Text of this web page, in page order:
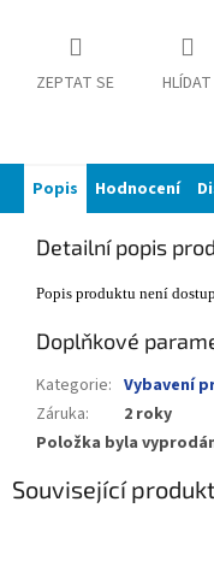
ZEPTAT SE HLÍDAT
Popis Hodnocení
Detailní popis
Popis produktu není
Doplňkové
Kategorie: Vybavení
Záruka:
2 roky
Položka byla
Související